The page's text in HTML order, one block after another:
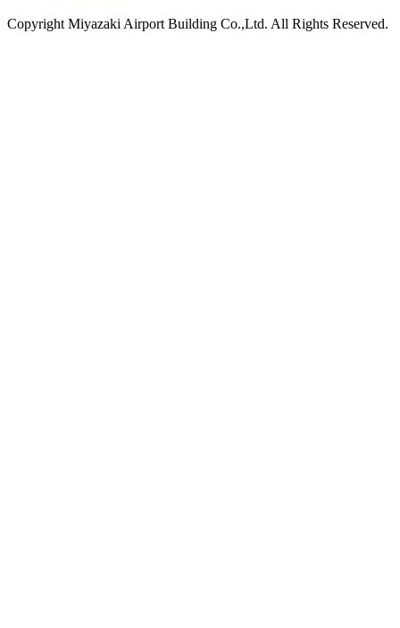
Copyright Miyazaki Airport Building Co.,Ltd. All Rights Reserved.